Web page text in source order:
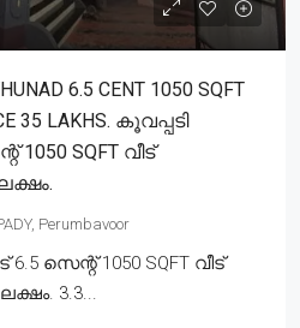
6.5 CENT 1050 SQFT
35 LAKHS. കൂവപ്പടി
SQFT വീട്
Perumbavoor
സെന്റ് 1050 SQFT വീട്
3.3...